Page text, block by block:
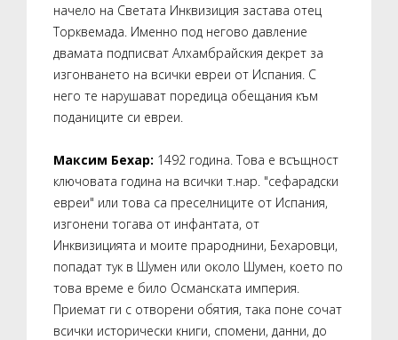
начело на Светата Инквизиция застава отец
Торквемада. Именно под негово давление
двамата подписват Алхамбрайския декрет за
изгонването на всички евреи от Испания. С
него те нарушават поредица обещания към
поданиците си евреи.
Максим Бехар: 1492 година. Това е всъщност
ключовата година на всички т.нар. "сефарадски
евреи" или това са преселниците от Испания,
изгонени тогава от инфантата, от
Инквизицията и моите прароднини, Бехаровци,
попадат тук в Шумен или около Шумен, което по
това време е било Османската империя.
Приемат ги с отворени обятия, така поне сочат
всички исторически книги, спомени, данни, до